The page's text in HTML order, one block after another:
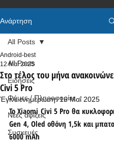
Ανάρτηση
All Posts
Ειδήσεις
Φήμες / Πληροφορίες
Νέες αφίξεις
Συσκευές
All Posts
Στο τέλος του μήνα
Civi 5 Pro
Android-best
12 Μαΐ 2025
Έγινε ενημέρωση:16 Μαΐ 2025
Το Xiaomi Civi 5 Pro θα
Gen 4, Oled οθόνη 1,5k και
6000 mAh